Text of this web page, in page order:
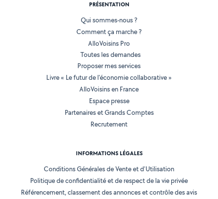
PRÉSENTATION
Qui sommes-nous ?
Comment ça marche ?
AlloVoisins Pro
Toutes les demandes
Proposer mes services
Livre « Le futur de l'économie collaborative »
AlloVoisins en France
Espace presse
Partenaires et Grands Comptes
Recrutement
INFORMATIONS LÉGALES
Conditions Générales de Vente et d'Utilisation
Politique de confidentialité et de respect de la vie privée
Référencement, classement des annonces et contrôle des avis